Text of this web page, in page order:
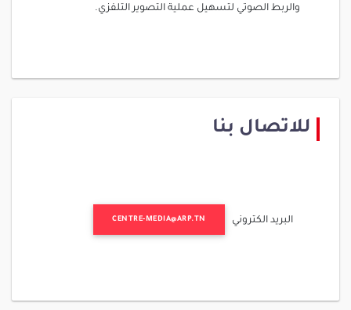
والربط الصوتي لتسهيل عملية التصوير التلفزي.
للاتصال بنا
البريد الكتروني CENTRE-MEDIA@ARP.TN